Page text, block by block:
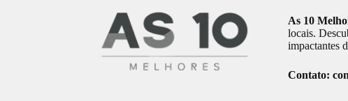
As 10
locais.
impactantes
Contato: